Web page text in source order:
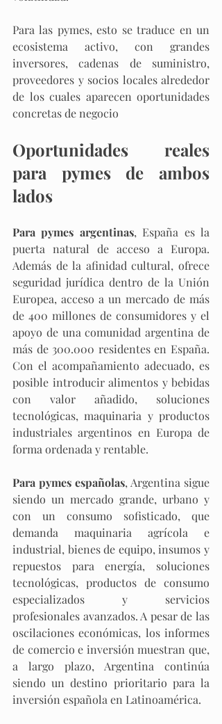
Para las pymes, esto se traduce en un
ecosistema activo, con grandes
inversores, cadenas de suministro,
proveedores y socios locales alrededor
de los cuales aparecen oportunidades
concretas de negocio
Oportunidades reales
para pymes de ambos
lados
Para pymes argentinas, España es la
puerta natural de acceso a Europa.
Además de la afinidad cultural, ofrece
seguridad jurídica dentro de la Unión
Europea, acceso a un mercado de más
de 400 millones de consumidores y el
apoyo de una comunidad argentina de
más de 300.000 residentes en España.
Con el acompañamiento adecuado, es
posible introducir alimentos y bebidas
con valor añadido, soluciones
tecnológicas, maquinaria y productos
industriales argentinos en Europa de
forma ordenada y rentable.​
Para pymes españolas, Argentina sigue
siendo un mercado grande, urbano y
con un consumo sofisticado, que
demanda maquinaria agrícola e
industrial, bienes de equipo, insumos y
repuestos para energía, soluciones
tecnológicas, productos de consumo
especializados y servicios
profesionales avanzados. A pesar de las
oscilaciones económicas, los informes
de comercio e inversión muestran que,
a largo plazo, Argentina continúa
siendo un destino prioritario para la
inversión española en Latinoamérica.